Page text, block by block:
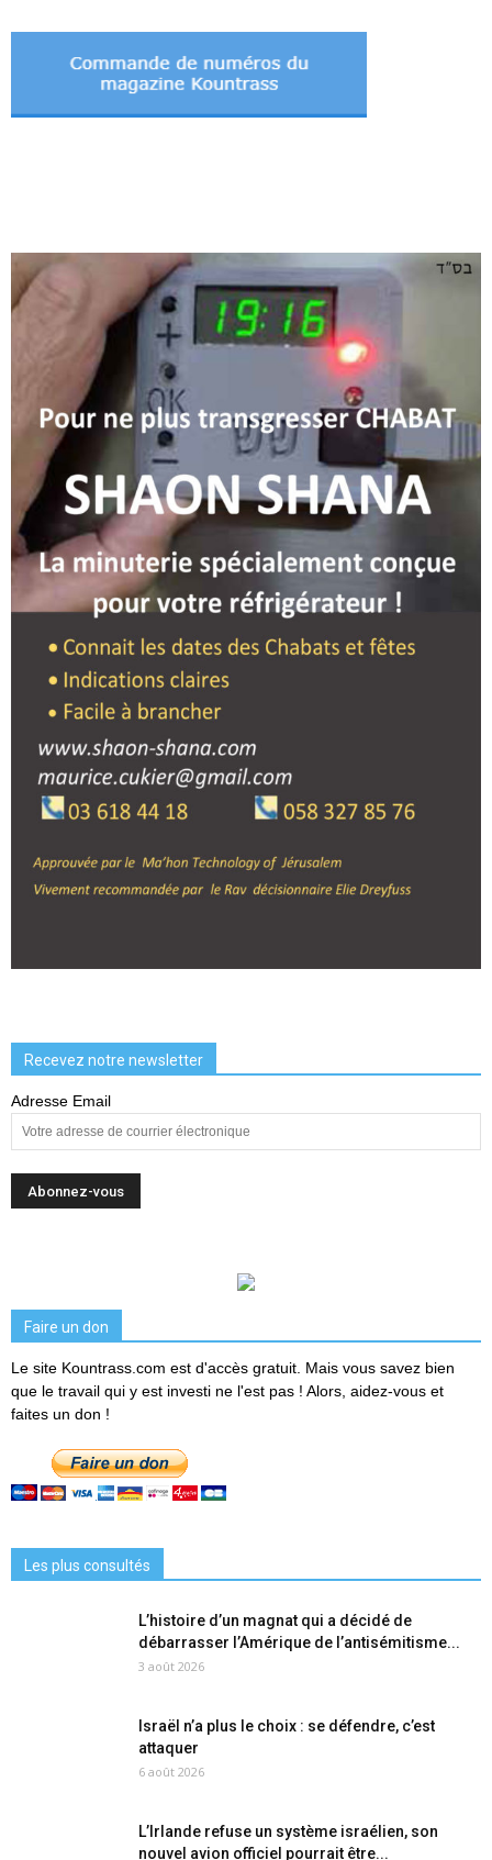
Recevez notre newsletter
Adresse Email
Faire un don
Le site Kountrass.com est d'accès gratuit. Mais vous savez bien
que le travail qui y est investi ne l'est pas ! Alors, aidez-vous et
faites un don !
Les plus consultés
L’histoire d’un magnat qui a décidé de
débarrasser l’Amérique de l’antisémitisme...
3 août 2026
Israël n’a plus le choix : se défendre, c’est
attaquer
6 août 2026
L’Irlande refuse un système israélien, son
nouvel avion officiel pourrait être...